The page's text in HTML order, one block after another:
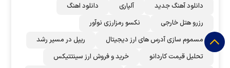
دانلود آهنگ جدید
آلپاری
دانلود اهنگ
رزرو هتل خارجی
نکسو رمزارزی نوآور
مسموم سازی آدرس های ارز دیجیتال
ریپل در مسیر رشد
تحلیل قیمت کاردانو
خرید و فروش ارز سینتتیکس